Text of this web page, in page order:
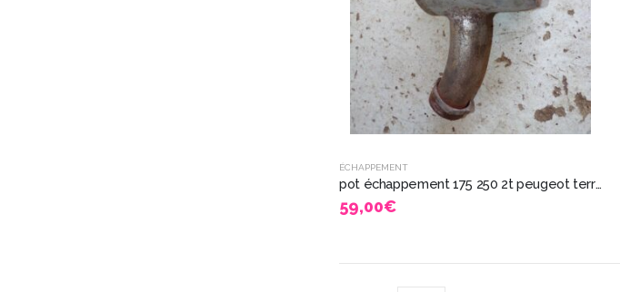
ÉCHAPPEMENT
pot échappement 175 250 2t peugeot terrot alcyon monet goyon 4824
59,00€